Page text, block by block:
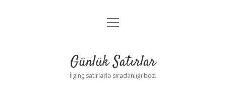
Anasayfa
Yasal Uyarı
menüyü
Günlük Satırlar
İlginç satırlarla sıradanlığı boz.